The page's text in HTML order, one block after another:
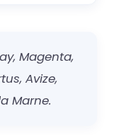
Magenta,
Avize,
Marne.